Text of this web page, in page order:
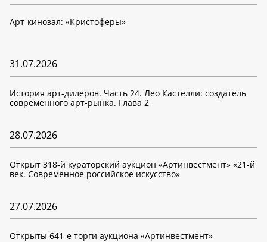
Арт-кинозал: «Кристоферы»
31.07.2026
История арт-дилеров. Часть 24. Лео Кастелли: создатель
современного арт-рынка. Глава 2
28.07.2026
Открыт 318-й кураторский аукцион «Артинвестмент» «21-й
век. Современное российское искусство»
27.07.2026
Открыты 641-е торги аукциона «Артинвестмент»